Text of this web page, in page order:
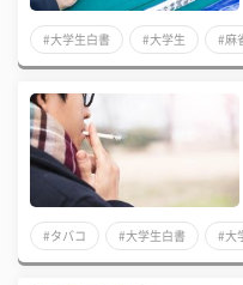
#大学生白書 #大学生 #麻
#タバコ #大学生白書 #大